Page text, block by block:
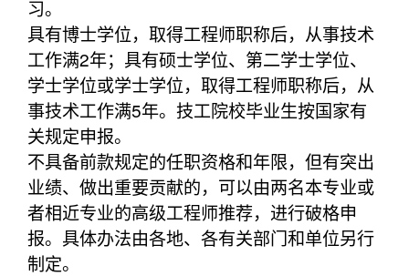
习。
具有博士学位，取得工程师职称后，从事技术
工作满2年；具有硕士学位、第二学士学位、
学士学位或学士学位，取得工程师职称后，从
事技术工作满5年。技工院校毕业生按国家有
关规定申报。
不具备前款规定的任职资格和年限，但有突出
业绩、做出重要贡献的，可以由两名本专业或
者相近专业的高级工程师推荐，进行破格申
报。具体办法由各地、各有关部门和单位另行
制定。